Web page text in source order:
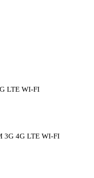
LTE WI-FI
4G LTE WI-FI